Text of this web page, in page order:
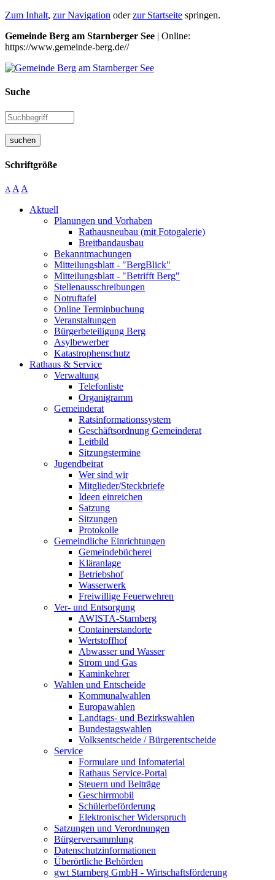
Zum Inhalt, zur Navigation oderzur Startseite springen.
Gemeinde Berg am Starnberger See | Online:
https://www.gemeinde-berg.de//
Suche
suchen
Schriftgröße
A A A
Aktuell
Planungen und Vorhaben
Rathausneubau (mit Fotogalerie)
Breitbandausbau
Bekanntmachungen
Mitteilungsblatt - "BergBlick"
Mitteilungsblatt - "Betrifft Berg"
Stellenausschreibungen
Notruftafel
Online Terminbuchung
Veranstaltungen
Bürgerbeteiligung Berg
Asylbewerber
Katastrophenschutz
Rathaus & Service
Verwaltung
Telefonliste
Organigramm
Gemeinderat
Ratsinformationssystem
Geschäftsordnung Gemeinderat
Leitbild
Sitzungstermine
Jugendbeirat
Wer sind wir
Mitglieder/Steckbriefe
Ideen einreichen
Satzung
Sitzungen
Protokolle
Gemeindliche Einrichtungen
Gemeindebücherei
Kläranlage
Betriebshof
Wasserwerk
Freiwillige Feuerwehren
Ver- und Entsorgung
AWISTA-Starnberg
Containerstandorte
Wertstoffhof
Abwasser und Wasser
Strom und Gas
Kaminkehrer
Wahlen und Entscheide
Kommunalwahlen
Europawahlen
Landtags- und Bezirkswahlen
Bundestagswahlen
Volksentscheide / Bürgerentscheide
Service
Formulare und Infomaterial
Rathaus Service-Portal
Steuern und Beiträge
Geschirrmobil
Schülerbeförderung
Elektronischer Widerspruch
Satzungen und Verordnungen
Bürgerversammlung
Datenschutzinformationen
Überörtliche Behörden
gwt Starnberg GmbH - Wirtschaftsförderung